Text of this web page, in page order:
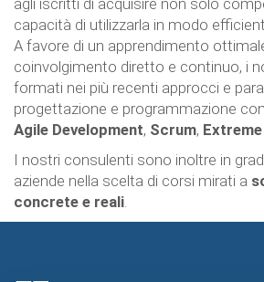
agli iscritti di acquisire non solo
capacità di utilizzarla in modo
A favore di un apprendimento
coinvolgimento diretto e continuo, i
formati nei più recenti approcci e
progettazione e programmazione
Agile Development, Scrum,
I nostri consulenti sono inoltre in
aziende nella scelta di corsi mirati a
concrete e reali.